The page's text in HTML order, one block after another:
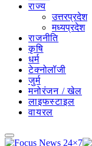
राज्य
उत्तरप्रदेश
मध्यप्रदेश
राजनीति
कृषि
धर्म
टेक्नोलॉजी
जुर्म
मनोरंजन / खेल
लाइफस्टाइल
वायरल